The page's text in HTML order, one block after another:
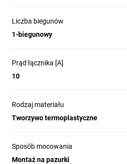
Liczba biegunów
1-biegunowy
Prąd łącznika [A]
10
Rodzaj materiału
Tworzywo termoplastyczne
Sposób mocowania
Montaż na pazurki